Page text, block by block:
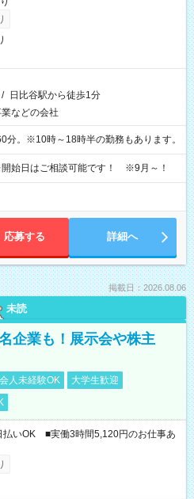
/ 日比谷駅から徒歩1分
などの会社
。※10時～18時半の勤務もあります。
始日はご相談可能です！ ※9月～！
応募する 詳細へ
掲載日：2026.08.06
未読
企業も！展示会や株主
人未経験OK
大学生歓迎
いOK ■実働3時間5,120円のお仕事あ